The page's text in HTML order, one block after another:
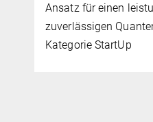
Ansatz für einen
zuverlässigen
Kategorie StartUp